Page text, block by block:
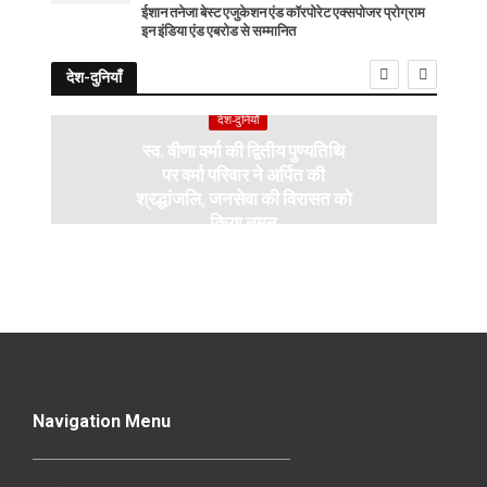
ईशान तनेजा बेस्ट एजुकेशन एंड कॉरपोरेट एक्सपोजर प्रोग्राम
इन इंडिया एंड एबरोड से सम्मानित
देश-दुनियाँ
देश-दुनियाँ
स्व. वीणा वर्मा की द्वितीय पुण्यतिथि
पर वर्मा परिवार ने अर्पित की
श्रद्धांजलि, जनसेवा की विरासत को
किया नमन
Navigation Menu